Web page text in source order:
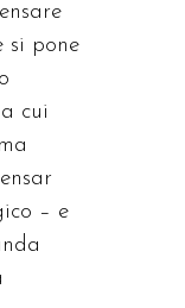
si pone
cui
– e